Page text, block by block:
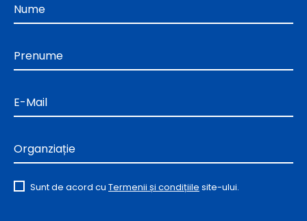
Nume
Prenume
E-Mail
Organziație
Sunt de acord cu Termenii și condițiile site-ului.